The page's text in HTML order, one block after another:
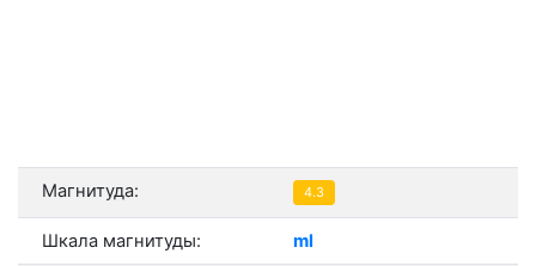
Магнитуда: 4.3
Шкала магнитуды: ml